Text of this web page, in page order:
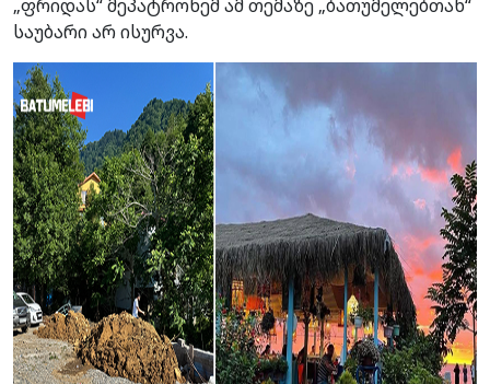
„ფრიდას“ მეპატრონემ ამ თემაზე „ბათუმელებთან“
საუბარი არ ისურვა.